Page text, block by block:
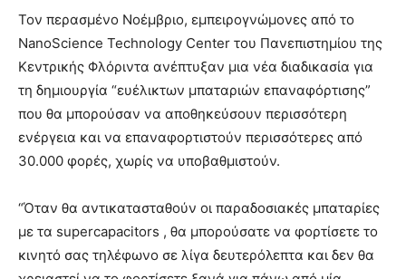
Τον περασμένο Νοέμβριο, εμπειρογνώμονες από το
NanoScience Technology Center του Πανεπιστημίου της
Κεντρικής Φλόριντα ανέπτυξαν μια νέα διαδικασία για
τη δημιουργία “ευέλικτων μπαταριών επαναφόρτισης”
που θα μπορούσαν να αποθηκεύσουν περισσότερη
ενέργεια και να επαναφορτιστούν περισσότερες από
30.000 φορές, χωρίς να υποβαθμιστούν.
“Όταν θα αντικατασταθούν οι παραδοσιακές μπαταρίες
με τα supercapacitors , θα μπορούσατε να φορτίσετε το
κινητό σας τηλέφωνο σε λίγα δευτερόλεπτα και δεν θα